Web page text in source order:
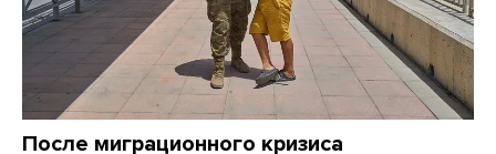
После миграционного кризиса